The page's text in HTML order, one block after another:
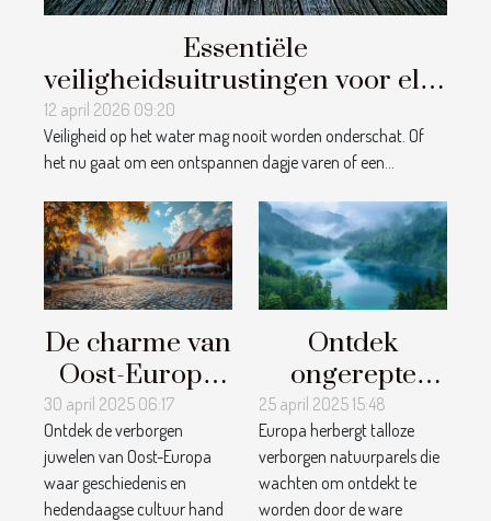
Essentiële
veiligheidsuitrustingen voor elke
boottocht: Een overzicht
12 april 2026 09:20
Veiligheid op het water mag nooit worden onderschat. Of
het nu gaat om een ontspannen dagje varen of een...
De charme van
Oost-Europa
verborgen
steden voor
een unieke
citytrip
30 april 2025 06:17
Ontdek de verborgen
juwelen van Oost-Europa
waar geschiedenis en
hedendaagse cultuur hand
Ontdek
ongerepte
natuurparels
in Europa
reistips voor
avonturiers
25 april 2025 15:48
Europa herbergt talloze
verborgen natuurparels die
wachten om ontdekt te
worden door de ware